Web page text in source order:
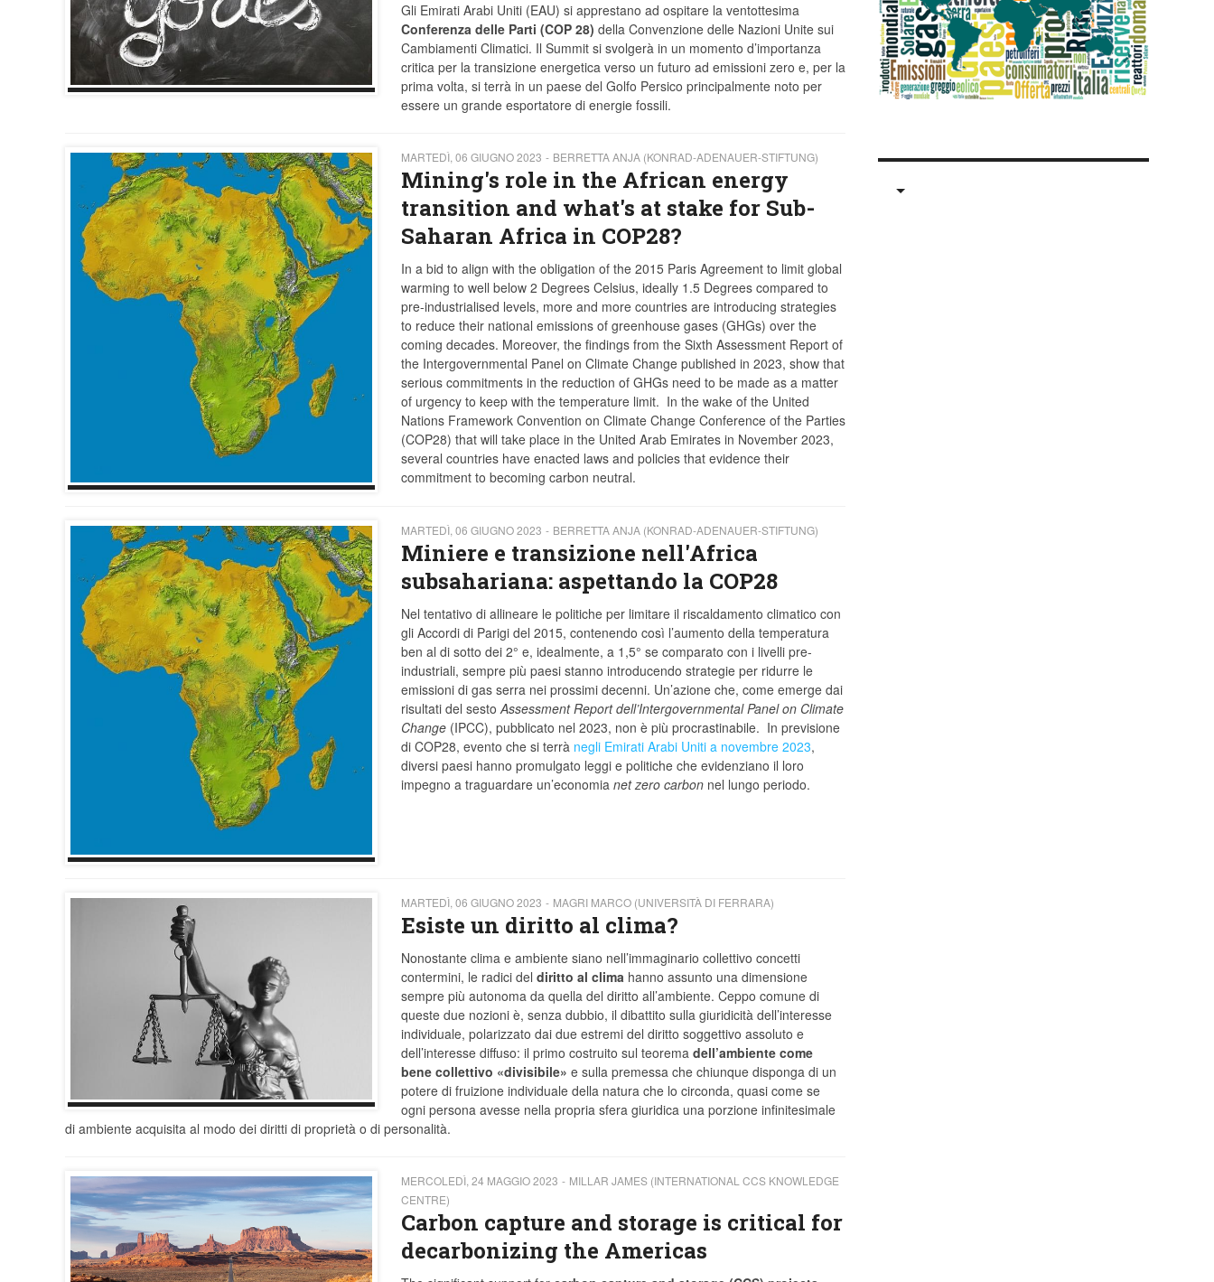
Gli Emirati Arabi Uniti (EAU) si apprestano ad ospitare la ventottesima
Conferenza delle Parti (COP 28) della Convenzione delle Nazioni Unite sui
Cambiamenti Climatici. Il Summit si svolgerà in un momento d’importanza
critica per la transizione energetica verso un futuro ad emissioni zero e, per la
prima volta, si terrà in un paese del Golfo Persico principalmente noto per
essere un grande esportatore di energie fossili.
MARTEDÌ, 06 GIUGNO 2023 BERRETTA ANJA (KONRAD-ADENAUER-STIFTUNG)
Mining's role in the African energy
transition and what's at stake for Sub-
Saharan Africa in COP28?
In a bid to align with the obligation of the 2015 Paris Agreement to limit global
warming to well below 2 Degrees Celsius, ideally 1.5 Degrees compared to
pre-industrialised levels, more and more countries are introducing strategies
to reduce their national emissions of greenhouse gases (GHGs) over the
coming decades. Moreover, the findings from the Sixth Assessment Report of
the Intergovernmental Panel on Climate Change published in 2023, show that
serious commitments in the reduction of GHGs need to be made as a matter
of urgency to keep with the temperature limit. In the wake of the United
Nations Framework Convention on Climate Change Conference of the Parties
(COP28) that will take place in the United Arab Emirates in November 2023,
several countries have enacted laws and policies that evidence their
commitment to becoming carbon neutral.
MARTEDÌ, 06 GIUGNO 2023 BERRETTA ANJA (KONRAD-ADENAUER-STIFTUNG)
Miniere e transizione nell'Africa
subsahariana: aspettando la COP28
Nel tentativo di allineare le politiche per limitare il riscaldamento climatico con
gli Accordi di Parigi del 2015, contenendo così l’aumento della temperatura
ben al di sotto dei 2° e, idealmente, a 1,5° se comparato con i livelli pre-
industriali, sempre più paesi stanno introducendo strategie per ridurre le
emissioni di gas serra nei prossimi decenni. Un’azione che, come emerge dai
risultati del sesto Assessment Report dell’Intergovernmental Panel on Climate
Change(IPCC), pubblicato nel 2023, non è più procrastinabile. In previsione
di COP28, evento che si terrà negli Emirati Arabi Uniti a novembre 2023,
diversi paesi hanno promulgato leggi e politiche che evidenziano il loro
impegno a traguardare un’economia net zero carbonnel lungo periodo.
MARTEDÌ, 06 GIUGNO 2023 MAGRI MARCO (UNIVERSITÀ DI FERRARA)
Esiste un diritto al clima?
Nonostante clima e ambiente siano nell’immaginario collettivo concetti
contermini, le radici del diritto al climahanno assunto una dimensione
sempre più autonoma da quella del diritto all’ambiente. Ceppo comune di
queste due nozioni è, senza dubbio, il dibattito sulla giuridicità dell’interesse
individuale, polarizzato dai due estremi del diritto soggettivo assoluto e
dell’interesse diffuso: il primo costruito sul teorema dell’ambiente come
bene collettivo «divisibile» e sulla premessa che chiunque disponga di un
potere di fruizione individuale della natura che lo circonda, quasi come se
ogni persona avesse nella propria sfera giuridica una porzione infinitesimale
di ambiente acquisita al modo dei diritti di proprietà o di personalità.
MERCOLEDÌ, 24 MAGGIO 2023
MILLAR JAMES (INTERNATIONAL CCS KNOWLEDGE
CENTRE)
Carbon capture and storage is critical for
decarbonizing the Americas